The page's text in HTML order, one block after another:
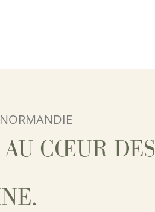
AU CŒUR DES